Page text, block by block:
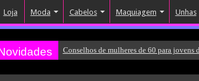
Loja Moda Cabelos Maquiagem Unhas
Conselhos de mulheres de 60 para jovens